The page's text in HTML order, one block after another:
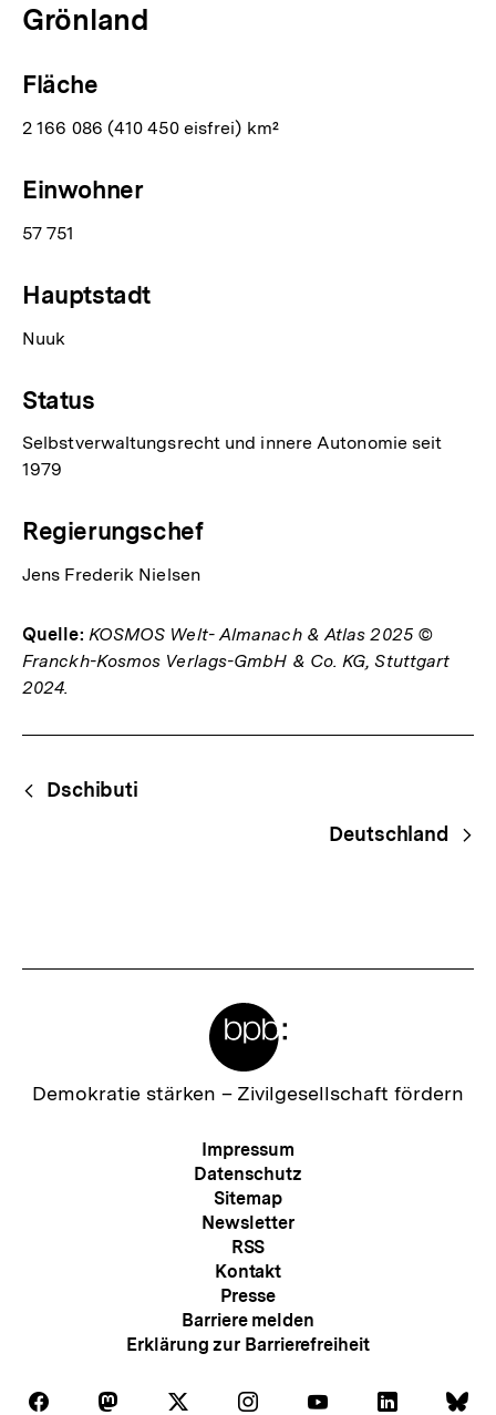
Grönland
Fläche
2 166 086 (410 450 eisfrei) km²
Einwohner
57 751
Hauptstadt
Nuuk
Status
Selbstverwaltungsrecht und innere Autonomie seit
1979
Regierungschef
Jens Frederik Nielsen
Quelle: KOSMOS Welt- Almanach & Atlas 2025 ©
Franckh-Kosmos Verlags-GmbH & Co. KG, Stuttgart
2024.
Begriffsnavigation
Content-
Navigation
Dschibuti
Deutschland
Zur
Demokratie stärken – Zivilgesellschaft fördern
Meta-
Navigation
Impressum
Datenschutz
Sitemap
Newsletter
RSS
Kontakt
Presse
Barriere melden
Erklärung zur Barrierefreiheit
Auf
Auf